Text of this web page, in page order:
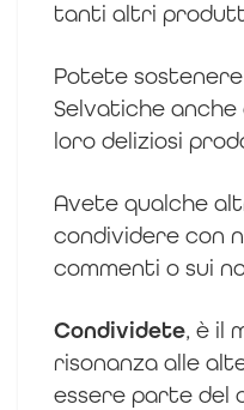
tanti altri
Potete sostenere
Selvatiche anche
loro deliziosi
Avete qualche
condividere con
commenti o sui
Condividete, è il
risonanza alle
essere parte del